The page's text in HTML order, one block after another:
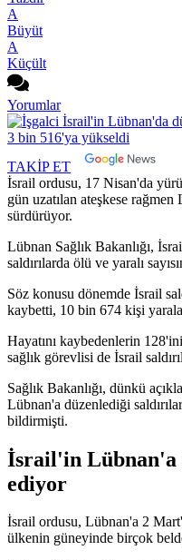
A
Büyüt
A
Küçült
Yorumlar
TAKİP ET
İsrail ordusu, 17 Nisan'da
gün uzatılan ateşkese rağmen
sürdürüyor.
Lübnan Sağlık Bakanlığı,
saldırılarda ölü ve yaralı
Söz konusu dönemde İsrail
kaybetti, 10 bin 674 kişi
Hayatını kaybedenlerin
sağlık görevlisi de İsrail
Sağlık Bakanlığı, dünkü
Lübnan'a düzenlediği
bildirmişti.
İsrail'in Lübnan'a
ediyor
İsrail ordusu, Lübnan'a 2
ülkenin güneyinde birçok